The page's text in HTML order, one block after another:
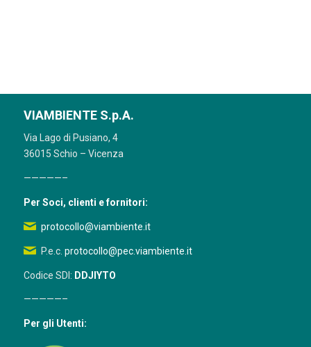
VIAMBIENTE S.p.A.
Via Lago di Pusiano, 4
36015 Schio – Vicenza
—————–
Per Soci, clienti e fornitori:
protocollo@viambiente.it
P.e.c. protocollo@pec.viambiente.it
Codice SDI: DDJIYTO
—————–
Per gli Utenti: